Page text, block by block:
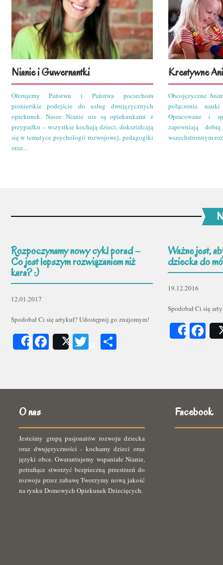
Nianie i Guwernantki
Oferujemy Państwu i Państwa pociechom
pionierskie podejście do usług dwujęzycznych
opiekunek. Nasze Nianie nie są opiekunkami z
przypadku – wszystkie kochają dzieci, dokształcają
się w tematyce psychologii rozwojowej, pedagogiki
oraz...
Kreatywne
Obcojęzyczne
połączenia
Opracowane i
zapewniają
wszechstronnym
Rozpoczynamy nowy cykl porad –
Co jest lepszym rozwiązaniem niż
kara? :)
12.01.2017
Spodobał Ci się artykuł? Udostępnij go znajomym!
ShareFacebook
Post Twitter
Ważne jest,
dziecka do
19.12.2016
Spodobał Ci się
Share
O nas
Jesteśmy grupą pasjonatów rozwoju dziecka
oraz dwujęzyczności - kochamy dzieci oraz
języki obce. Gwarantujemy wspaniałe Nianie,
potrafiące stworzyć bezpieczną przestrzeń do
rozwoju przez zabawę Tworzymy nową jakość
na rynku Domowych Opiekunek Dziecięcych.
Facebook